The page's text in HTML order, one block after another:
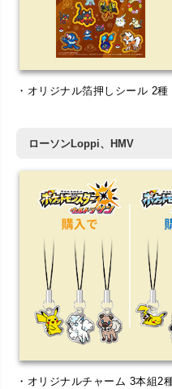
・オリジナル箔押しシール 2種
ローソンLoppi、HMV
・オリジナルチャーム 3本組2